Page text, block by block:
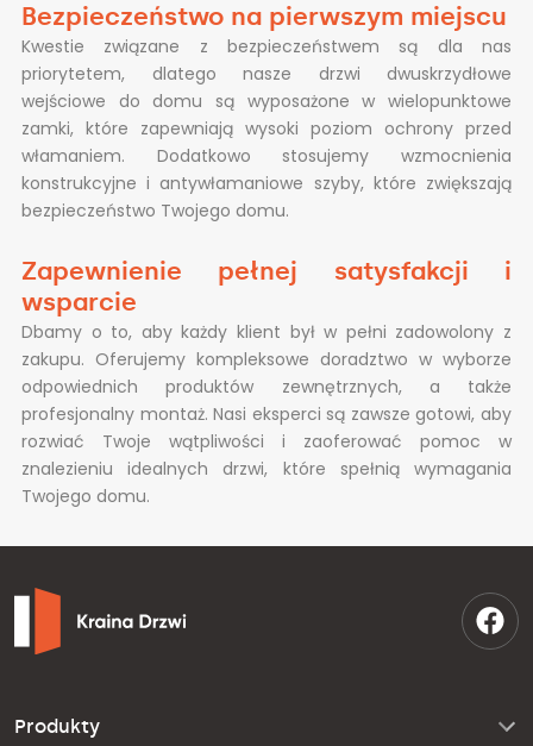
Bezpieczeństwo na pierwszym miejscu
Kwestie związane z bezpieczeństwem są dla nas
priorytetem, dlatego nasze drzwi dwuskrzydłowe
wejściowe do domu są wyposażone w wielopunktowe
zamki, które zapewniają wysoki poziom ochrony przed
włamaniem. Dodatkowo stosujemy wzmocnienia
konstrukcyjne i antywłamaniowe szyby, które zwiększają
bezpieczeństwo Twojego domu.
Zapewnienie pełnej satysfakcji i
wsparcie
Dbamy o to, aby każdy klient był w pełni zadowolony z
zakupu. Oferujemy kompleksowe doradztwo w wyborze
odpowiednich produktów zewnętrznych, a także
profesjonalny montaż. Nasi eksperci są zawsze gotowi, aby
rozwiać Twoje wątpliwości i zaoferować pomoc w
znalezieniu idealnych drzwi, które spełnią wymagania
Twojego domu.
Produkty